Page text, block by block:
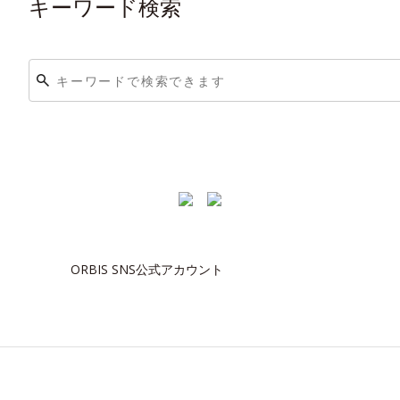
キーワード検索
ORBIS SNS公式アカウント